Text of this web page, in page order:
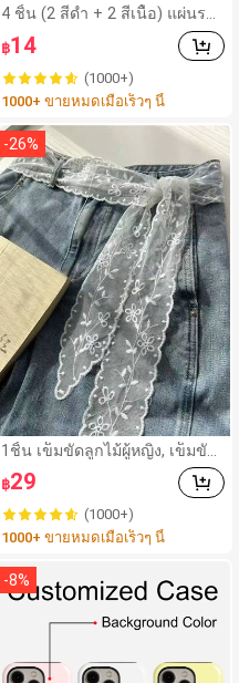
4 ชิ้น (2 สีดำ + 2 สีเนื้อ) แผ่นรอง
อกซิลิโคนแบบติดเองได้ แบบไม่เ
ห็นรอย ไร้สาย ไร้หลัง สำหรับงา
นแต่งงาน, เสื้อเปิดไหล่, งานเลี้ยง
เพื่อนเจ้าสาว
฿14
(1000+)
1000+ ขายหมดเมื่อเร็วๆ นี้
-26%
1ชิ้น เข็มขัดลูกไม้ผู้หญิง, เข็มขัด
ผู้หญิง, อุปกรณ์เสริมกางเกงหลาย
ฟังก์ชัน, สามารถใช้เป็นผ้าพันคอ
หรือเข็มขัด, ผ้าพันคอลูกไม้ยาวแ
ฟชั่น, ผ้าพันคอลูกไม้ลายดอกไม้,
ผ้าพันคอลูกไม้คาดศีรษะ, ผ้าพันค
งเอวลูกไม้หรูหรา, อุปกรณ์เสริมผู้
หญิง
฿29
(1000+)
1000+ ขายหมดเมื่อเร็วๆ นี้
-8%